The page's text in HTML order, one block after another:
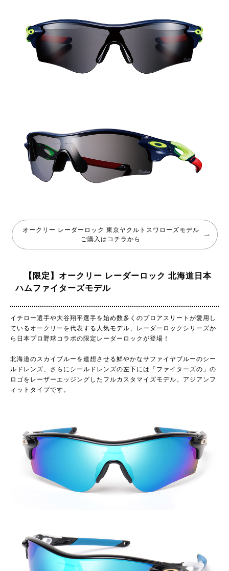
オークリー レーダーロック 東京ヤクルトスワローズモデル
ご購入はコチラから
【限定】オークリー レーダーロック 北海道日本
ハムファイターズモデル
イチロー選手や大谷翔平選手を始め数多くのプロアスリートが愛用し
ているオークリーを代表する人気モデル、レーダーロックシリーズか
ら日本プロ野球コラボの限定レーダーロックが登場！
北海道のスカイブルーを連想させる鮮やかなサファイヤブルーのシー
ルドレンズ、さらにシールドレンズの左下には「ファイターズの」の
ロゴをレーザーエッジングしたフルカスタマイズモデル。アジアンフ
ィットタイプです。